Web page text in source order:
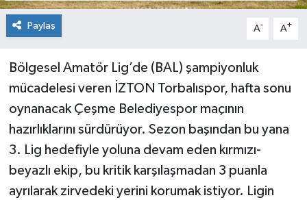
Paylaş A- A+
Bölgesel Amatör Lig’de (BAL) şampiyonluk
mücadelesi veren İZTON Torbalıspor, hafta sonu
oynanacak Çeşme Belediyespor maçının
hazırlıklarını sürdürüyor. Sezon başından bu yana
3. Lig hedefiyle yoluna devam eden kırmızı-
beyazlı ekip, bu kritik karşılaşmadan 3 puanla
ayrılarak zirvedeki yerini korumak istiyor. Ligin